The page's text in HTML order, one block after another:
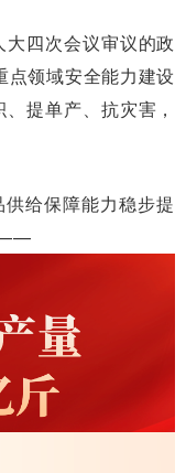
四次会议审议的政
领域安全能力建设
提单产、抗灾害，
给保障能力稳步提
——